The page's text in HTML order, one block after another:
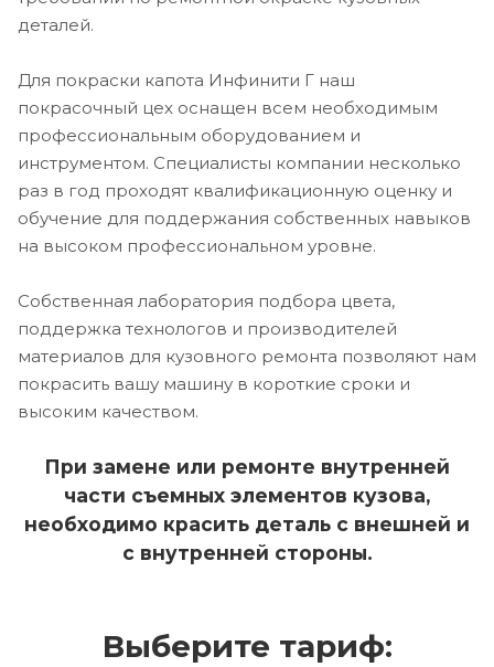
деталей.
Для покраски капота Инфинити Г наш
покрасочный цех оснащен всем необходимым
профессиональным оборудованием и
инструментом. Специалисты компании несколько
раз в год проходят квалификационную оценку и
обучение для поддержания собственных навыков
на высоком профессиональном уровне.
Собственная лаборатория подбора цвета,
поддержка технологов и производителей
материалов для кузовного ремонта позволяют нам
покрасить вашу машину в короткие сроки и
высоким качеством.
При замене или ремонте внутренней
части съемных элементов кузова,
необходимо красить деталь с внешней и
с внутренней стороны.
Выберите тариф: